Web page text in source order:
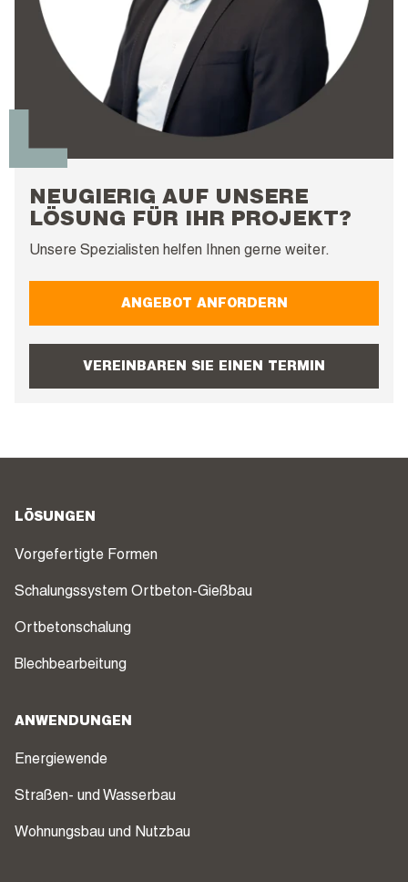
NEUGIERIG AUF UNSERE
LÖSUNG FÜR IHR PROJEKT?
Unsere Spezialisten helfen Ihnen gerne weiter.
ANGEBOT ANFORDERN
VEREINBAREN SIE EINEN TERMIN
LÖSUNGEN
Vorgefertigte Formen
Schalungssystem Ortbeton-Gießbau
Ortbetonschalung
Blechbearbeitung
ANWENDUNGEN
Energiewende
Straßen- und Wasserbau
Wohnungsbau und Nutzbau